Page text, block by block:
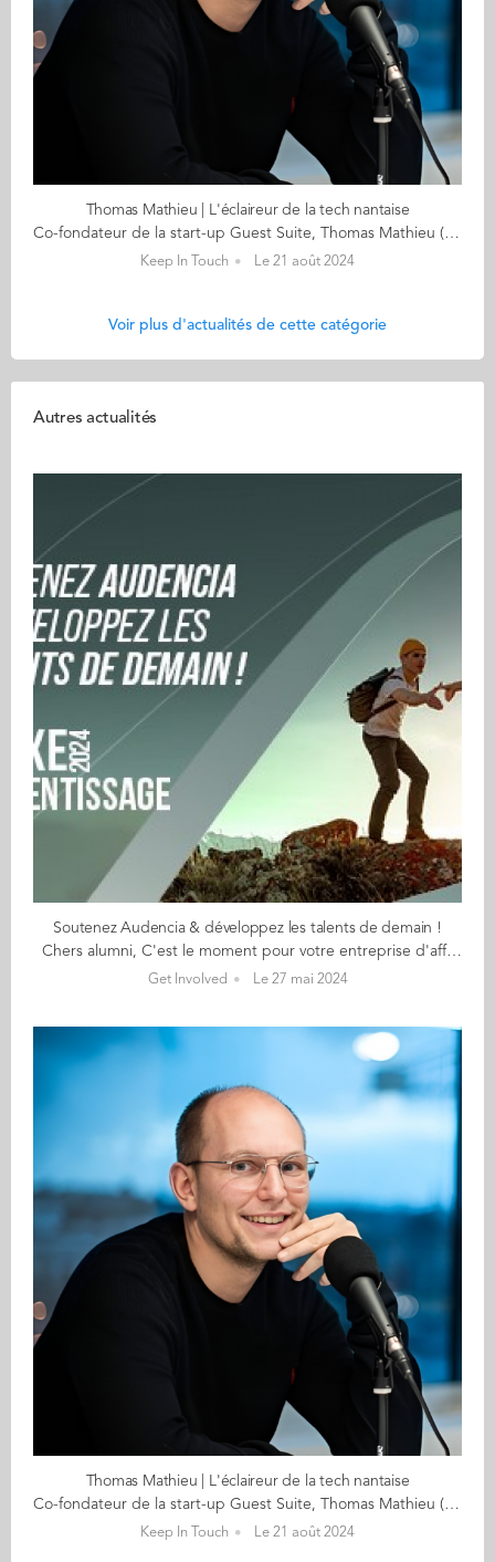
Thomas Mathieu | L'éclaireur de la tech nantaise
Co-fondateur de la start-up Guest Suite, Thomas Mathieu (ABM 2012) fait partie de ces entrepreneurs engagés et engageants du milieu numérique nantais. Nous sommes un lundi matin de juillet. C’est au 7e étage du 10 rue Magdeleine que nous avons rendez-vous, dans les locaux de Guest Suite. Les plantes vertes ornent des bureaux blancs éblouis par la lumière qui fuse à travers des murs de baies vitrées. Partout, c’est l’Ile de Nantes, le quartier du numérique. La Loire se déploie sous nos yeux, et là-bas, un bâtiment : c’est le City campus Audencia, l’ancienne école de Thomas. « Je m’appelle Thomas Mathieu, Mathieu étant bien mon nom de famille » commence, sourire en coin, le nantais de 31 ans. Comment es-tu devenu entrepreneur dans le numérique ? L’entrepreneuriat a toujours été une évidence pour moi. J’ai grandi avec un père entrepreneur. Je ne me suis jamais vraiment posé la question de le devenir ou non, c’était naturel. Quant au numérique, c’est ma grande passion ! A 15 ans je faisais du e-sport. Ce n’était pas encore très connu, mais j’avais créé l’une des premières équipes françaises. J’avais développé un petit business en insérant de la publicité sur notre site web. A ce moment-là, j’ai compris que j’étais capable de faire des choses, que ça intéressait des gens et que je pouvais en vivre. Etudiant, j'ai réitéré en développant une activité où je créais des sites web et des supports de communication pour financer mes études. « On peut avoir de très bonnes idées, mais si on ne sait pas les vendre, ça ne sert à rien. » C’est pour cette raison que je suis entré en école de commerce. Apprendre à vendre avec, entre autres, les professeurs Philippe RENNEVILLE et François-Xavier PETIT c’est un des meilleurs souvenirs que j’y garde. En 2012 j’étais diplômé du Bachelor. En 2013, j’ai co-fondé Guest Suite et nous avons fêté nos 10 ans à plus de 50 dernièrement ! Qu’est-ce que l’aventure Guest Suite ? Guest Suite est une start-up basée sur l’Ile de Nantes, au cœur du quartier du numérique nantais. Nous proposons une solution de gestion de la visibilité locale en intervenant sur les sujets de gestion et de réponse aux avis client, de presence management, d’analyse globale, de suivi statistique et de pilotage de la réputation de l’entreprise. Aujourd’hui, plus de 75% des personnes font confiance aux avis clients sur internet (étude 2021 de l’IFOP). L’impact de leur gestion est donc primordial ! Une personne a été très importante pour moi dans cette aventure : Jean-Lou Racine (ABM 1987). Je l’ai rencontré alors qu’il était jury lors de ma soutenance de fin d’études à l’EAC et nous avons sympathisé. Il est devenu mon mentor. C’est lui que j’appelle quand j’ai des problèmes, des questions. Lui aussi parfois m’appelle ! Il a été présent dans tous mes projets et le premier partenaire des Foulées du Numérique que j’ai fondées il y a 5 ans ! D’autres diplômés ont suivi cette aventure d’ailleurs. Qu’est-ce que les Foulées du numérique ? Les Foulées du numérique, c’est un événement sportif caritatif sur l’Ile de Nantes qui se déroule dans le cadre de la Digital Week. L’objectif est double : connecter l’écosystème du numérique aux nantais et soutenir la lutte contre le cancer en reversant les bénéfices à des associations. La course est pensée de la façon la plus inclusive possible : on peut courir de 5 à 20 km. Les entreprises du numérique ont la lourde tâche d’assurer le ravitaillement des coureurs. Nous étions 500 participants lors de la première édition, 1000 à la deuxième dont le Secrétaire d’Etat au numérique qui était venu courir avec sa famille. Pour l’anecdote, il a semé son officier de sécurité pendant la course ! C’est une ambiance très bon enfant. Cette année, on vous donne rendez-vous le dimanche 22 septembre pour être encore plus nombreux ! Des projets pour demain ? Je gravite depuis longtemps dans les réseaux du Palace et de la Cantine où j'ai eu la joie d'être élu dans le CA. Avec des amis, nous avons créé un collectif d’entrepreneurs, Premier Etage, qui investit dans les start-ups : si vous êtes entrepreneur et que vous avez besoin de trouver des fonds d’amorçage, vous pouvez nous contacter sur premieretage.fr ! L’anecdote d’étudiant Audencia ? J’ai eu la chance de rencontrer Aline, ma femme, à l’EAC. Notre promo nous a grillé à notre arrivée ensemble, en retard, en partiel. Tout le monde a applaudi. La musique de tes années Audencia ? One de Swedish House Mafia Le bar pour se retrouver ? Le Santeuil Café ! Propos recueillis par Sixtine-Eléonore Pontroué
Keep In Touch Le 21 août 2024
Voir plus d'actualités de cette catégorie
Autres actualités
Soutenez Audencia & développez les talents de demain !
Chers alumni, C'est le moment pour votre entreprise d'affecter le solde de la taxe d'apprentissage, alors pourquoi choisir Audencia ? 👉 pour soutenir les parcours de plus de 7 200 apprenants sur l'ensemble de nos campus, 👉 pour renforcer la double compétence et le développement des programmes hybrides, 👉 pour consolider l'offre Gaïa dans l'ensemble de nos programmes, 👉 pour l'égalité des chances, la diversité et l'inclusion. Choisissez Audencia >>> La plateforme SOLTéA est ouverte, suivez le guide ! Accédez à SOLTéA avec le code d'accès fourni par Net Entreprises Estimez le pourcentage du montant de la solde de la taxe d'apprentissage à affecter à Audencia en téléchargeant le simulateur à votre disposition ici Sélectionnez Audencia et l'une des formations que vous souhaitez soutenir en cliquant ici Envoyez-nous dès maintenant votre intention de versement en complétant le formulaire hébergé ici >>> Participez au développement de nos campus Campus Nantes N° SIRET : 834 748 865 00013 Code UAI : 0440112H Campus Vendée N° SIRET : 834 748 865 00013 Code UAI : 0851689Z Campus Paris N° SIRET : 83474886500070 Code UAI : 0932857A Votre soutien est précieux ! Nous sommes à votre disposition pour toute information complémentaire. Nous vous remercions pour votre fidélité. Bien cordialement,
Get Involved Le 27 mai 2024
Thomas Mathieu | L'éclaireur de la tech nantaise
Co-fondateur de la start-up Guest Suite, Thomas Mathieu (ABM 2012) fait partie de ces entrepreneurs engagés et engageants du milieu numérique nantais. Nous sommes un lundi matin de juillet. C’est au 7e étage du 10 rue Magdeleine que nous avons rendez-vous, dans les locaux de Guest Suite. Les plantes vertes ornent des bureaux blancs éblouis par la lumière qui fuse à travers des murs de baies vitrées. Partout, c’est l’Ile de Nantes, le quartier du numérique. La Loire se déploie sous nos yeux, et là-bas, un bâtiment : c’est le City campus Audencia, l’ancienne école de Thomas. « Je m’appelle Thomas Mathieu, Mathieu étant bien mon nom de famille » commence, sourire en coin, le nantais de 31 ans. Comment es-tu devenu entrepreneur dans le numérique ? L’entrepreneuriat a toujours été une évidence pour moi. J’ai grandi avec un père entrepreneur. Je ne me suis jamais vraiment posé la question de le devenir ou non, c’était naturel. Quant au numérique, c’est ma grande passion ! A 15 ans je faisais du e-sport. Ce n’était pas encore très connu, mais j’avais créé l’une des premières équipes françaises. J’avais développé un petit business en insérant de la publicité sur notre site web. A ce moment-là, j’ai compris que j’étais capable de faire des choses, que ça intéressait des gens et que je pouvais en vivre. Etudiant, j'ai réitéré en développant une activité où je créais des sites web et des supports de communication pour financer mes études. « On peut avoir de très bonnes idées, mais si on ne sait pas les vendre, ça ne sert à rien. » C’est pour cette raison que je suis entré en école de commerce. Apprendre à vendre avec, entre autres, les professeurs Philippe RENNEVILLE et François-Xavier PETIT c’est un des meilleurs souvenirs que j’y garde. En 2012 j’étais diplômé du Bachelor. En 2013, j’ai co-fondé Guest Suite et nous avons fêté nos 10 ans à plus de 50 dernièrement ! Qu’est-ce que l’aventure Guest Suite ? Guest Suite est une start-up basée sur l’Ile de Nantes, au cœur du quartier du numérique nantais. Nous proposons une solution de gestion de la visibilité locale en intervenant sur les sujets de gestion et de réponse aux avis client, de presence management, d’analyse globale, de suivi statistique et de pilotage de la réputation de l’entreprise. Aujourd’hui, plus de 75% des personnes font confiance aux avis clients sur internet (étude 2021 de l’IFOP). L’impact de leur gestion est donc primordial ! Une personne a été très importante pour moi dans cette aventure : Jean-Lou Racine (ABM 1987). Je l’ai rencontré alors qu’il était jury lors de ma soutenance de fin d’études à l’EAC et nous avons sympathisé. Il est devenu mon mentor. C’est lui que j’appelle quand j’ai des problèmes, des questions. Lui aussi parfois m’appelle ! Il a été présent dans tous mes projets et le premier partenaire des Foulées du Numérique que j’ai fondées il y a 5 ans ! D’autres diplômés ont suivi cette aventure d’ailleurs. Qu’est-ce que les Foulées du numérique ? Les Foulées du numérique, c’est un événement sportif caritatif sur l’Ile de Nantes qui se déroule dans le cadre de la Digital Week. L’objectif est double : connecter l’écosystème du numérique aux nantais et soutenir la lutte contre le cancer en reversant les bénéfices à des associations. La course est pensée de la façon la plus inclusive possible : on peut courir de 5 à 20 km. Les entreprises du numérique ont la lourde tâche d’assurer le ravitaillement des coureurs. Nous étions 500 participants lors de la première édition, 1000 à la deuxième dont le Secrétaire d’Etat au numérique qui était venu courir avec sa famille. Pour l’anecdote, il a semé son officier de sécurité pendant la course ! C’est une ambiance très bon enfant. Cette année, on vous donne rendez-vous le dimanche 22 septembre pour être encore plus nombreux ! Des projets pour demain ? Je gravite depuis longtemps dans les réseaux du Palace et de la Cantine où j'ai eu la joie d'être élu dans le CA. Avec des amis, nous avons créé un collectif d’entrepreneurs, Premier Etage, qui investit dans les start-ups : si vous êtes entrepreneur et que vous avez besoin de trouver des fonds d’amorçage, vous pouvez nous contacter sur premieretage.fr ! L’anecdote d’étudiant Audencia ? J’ai eu la chance de rencontrer Aline, ma femme, à l’EAC. Notre promo nous a grillé à notre arrivée ensemble, en retard, en partiel. Tout le monde a applaudi. La musique de tes années Audencia ? One de Swedish House Mafia Le bar pour se retrouver ? Le Santeuil Café ! Propos recueillis par Sixtine-Eléonore Pontroué
Keep In Touch Le 21 août 2024